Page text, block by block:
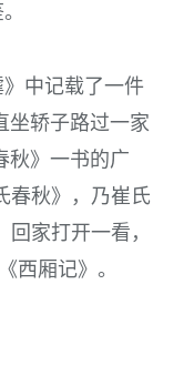
中记载了一件
坐轿子路过一家
秋》一书的广
春秋》，乃崔氏
家打开一看，
西厢记》。